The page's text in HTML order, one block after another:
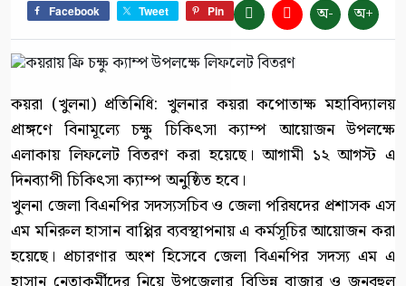
Facebook Tweet Pin অ- অ+
কয়রা (খুলনা) প্রতিনিধি: খুলনার কয়রা কপোতাক্ষ মহাবিদ্যালয়
প্রাঙ্গণে বিনামূল্যে চক্ষু চিকিৎসা ক্যাম্প আয়োজন উপলক্ষে
এলাকায় লিফলেট বিতরণ করা হয়েছে। আগামী ১২ আগস্ট এ
দিনব্যাপী চিকিৎসা ক্যাম্প অনুষ্ঠিত হবে।
খুলনা জেলা বিএনপির সদস্যসচিব ও জেলা পরিষদের প্রশাসক এস
এম মনিরুল হাসান বাপ্পির ব্যবস্থাপনায় এ কর্মসূচির আয়োজন করা
হয়েছে। প্রচারণার অংশ হিসেবে জেলা বিএনপির সদস্য এম এ